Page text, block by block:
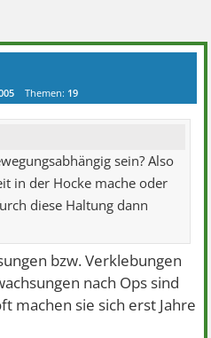
Themen: 19
sein? Also
in der Hocke mache oder
diese Haltung dann
bzw. Verklebungen
nach Ops sind
machen sie sich erst Jahre